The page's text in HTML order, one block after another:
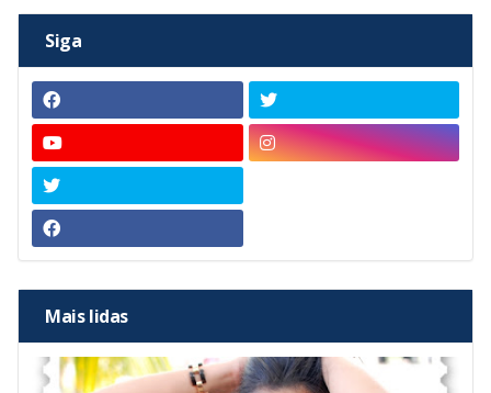
Siga
Mais lidas